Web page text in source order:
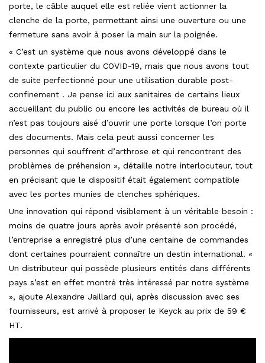
porte, le câble auquel elle est reliée vient actionner la
clenche de la porte, permettant ainsi une ouverture ou une
fermeture sans avoir à poser la main sur la poignée.
« C’est un système que nous avons développé dans le
contexte particulier du COVID-19, mais que nous avons tout
de suite perfectionné pour une utilisation durable post-
confinement . Je pense ici aux sanitaires de certains lieux
accueillant du public ou encore les activités de bureau où il
n’est pas toujours aisé d’ouvrir une porte lorsque l’on porte
des documents. Mais cela peut aussi concerner les
personnes qui souffrent d’arthrose et qui rencontrent des
problèmes de préhension », détaille notre interlocuteur, tout
en précisant que le dispositif était également compatible
avec les portes munies de clenches sphériques.
Une innovation qui répond visiblement à un véritable besoin :
moins de quatre jours après avoir présenté son procédé,
l’entreprise a enregistré plus d’une centaine de commandes
dont certaines pourraient connaître un destin international. «
Un distributeur qui possède plusieurs entités dans différents
pays s’est en effet montré très intéressé par notre système
», ajoute Alexandre Jaillard qui, après discussion avec ses
fournisseurs, est arrivé à proposer le Keyck au prix de 59 €
HT.